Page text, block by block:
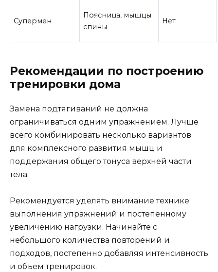
Супермен
Поясница, мышцы
спины
Нет
Рекомендации по построению
тренировки дома
Замена подтягиваний не должна
ограничиваться одним упражнением. Лучше
всего комбинировать несколько вариантов
для комплексного развития мышц и
поддержания общего тонуса верхней части
тела.
Рекомендуется уделять внимание технике
выполнения упражнений и постепенному
увеличению нагрузки. Начинайте с
небольшого количества повторений и
подходов, постепенно добавляя интенсивность
и объем тренировок.